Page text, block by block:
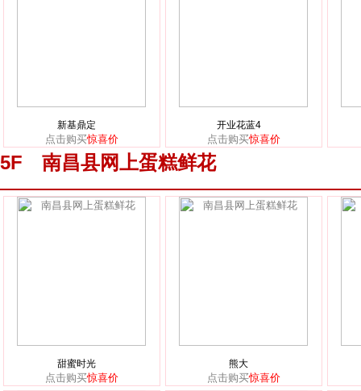
新基鼎定
点击购买惊喜价
开业花蓝4
点击购买惊喜价
5F 南昌县网上蛋糕鲜花
甜蜜时光
点击购买惊喜价
熊大
点击购买惊喜价